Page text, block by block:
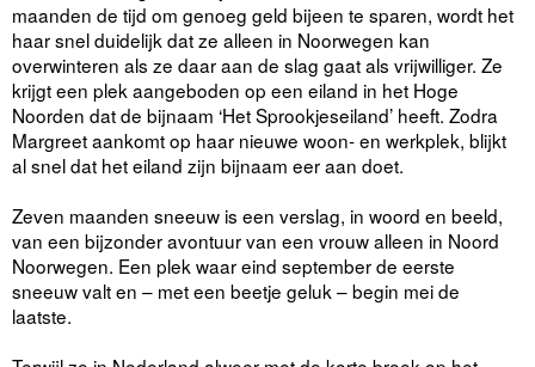
maanden de tijd om genoeg geld bijeen te sparen, wordt het
haar snel duidelijk dat ze alleen in Noorwegen kan
overwinteren als ze daar aan de slag gaat als vrijwilliger. Ze
krijgt een plek aangeboden op een eiland in het Hoge
Noorden dat de bijnaam ‘Het Sprookjeseiland’ heeft. Zodra
Margreet aankomt op haar nieuwe woon- en werkplek, blijkt
al snel dat het eiland zijn bijnaam eer aan doet.
Zeven maanden sneeuw is een verslag, in woord en beeld,
van een bijzonder avontuur van een vrouw alleen in Noord
Noorwegen. Een plek waar eind september de eerste
sneeuw valt en – met een beetje geluk – begin mei de
laatste.